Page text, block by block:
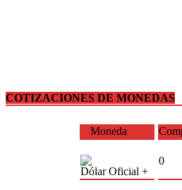
COTIZACIONES DE MONEDAS
Moneda
Dólar Oficial +
0